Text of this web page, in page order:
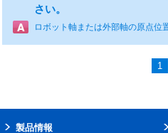
さい。
1
製品情報